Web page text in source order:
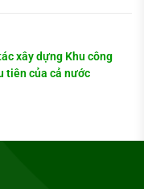
xây dựng Khu công
tiên của cả nước